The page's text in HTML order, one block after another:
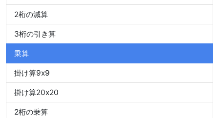
2桁の減算
3桁の引き算
乗算
掛け算9x9
掛け算20x20
2桁の乗算